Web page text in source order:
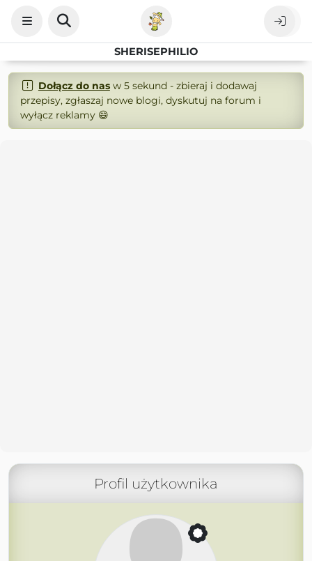
SHERISEPHILIO
Dołącz do nasw 5 sekund - zbieraj i dodawaj
przepisy, zgłaszaj nowe blogi, dyskutuj na forum i
wyłącz reklamy 😄
Profil użytkownika